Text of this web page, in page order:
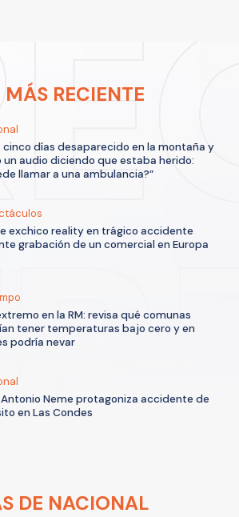
MÁS RECIENTE
cinco días desaparecido en la montaña y
un audio diciendo que estaba herido:
llamar a una ambulancia?”
exchico reality en trágico accidente
grabación de un comercial en Europa
en la RM: revisa qué comunas
tener temperaturas bajo cero y en
podría nevar
Neme protagoniza accidente de
en Las Condes
DE NACIONAL